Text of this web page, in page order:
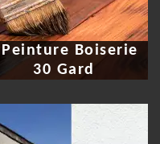
Peinture Boiserie
30 Gard